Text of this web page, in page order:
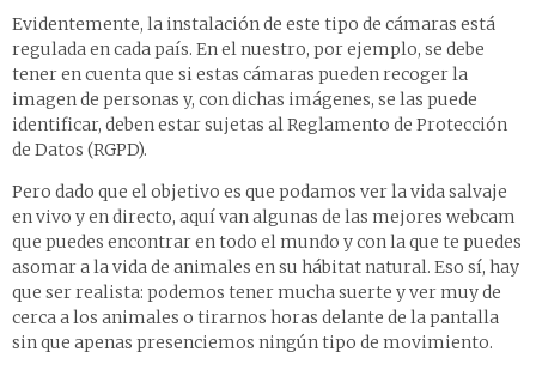
Evidentemente, la instalación de este tipo de cámaras está
regulada en cada país. En el nuestro, por ejemplo, se debe
tener en cuenta que si estas cámaras pueden recoger la
imagen de personas y, con dichas imágenes, se las puede
identificar, deben estar sujetas al Reglamento de Protección
de Datos (RGPD).
Pero dado que el objetivo es que podamos ver la vida salvaje
en vivo y en directo, aquí van algunas de las mejores webcam
que puedes encontrar en todo el mundo y con la que te puedes
asomar a la vida de animales en su hábitat natural. Eso sí, hay
que ser realista: podemos tener mucha suerte y ver muy de
cerca a los animales o tirarnos horas delante de la pantalla
sin que apenas presenciemos ningún tipo de movimiento.